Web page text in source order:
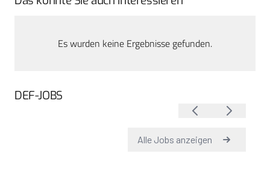
Es wurden keine Ergebnisse gefunden.
DEF-JOBS